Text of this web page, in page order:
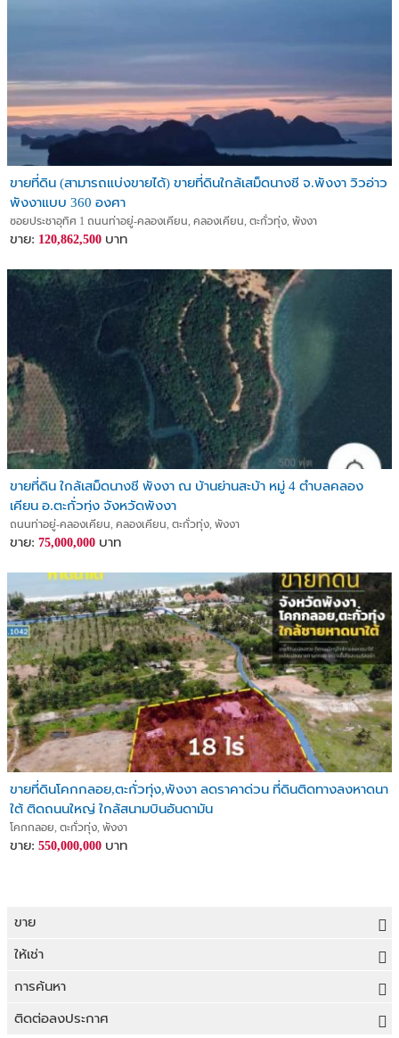
ขายที่ดิน (สามารถแบ่งขายได้) ขายที่ดินใกล้เสม็ดนางชี จ.พังงา วิวอ่าว
พังงาแบบ 360 องศา
ซอยประชาอุทิศ 1 ถนนท่าอยู่-คลองเคียน, คลองเคียน, ตะกั่วทุ่ง, พังงา
ขาย: 120,862,500 บาท
ขายที่ดิน ใกล้เสม็ดนางชี พังงา ณ บ้านย่านสะบ้า หมู่ 4 ตำบลคลอง
เคียน อ.ตะกั่วทุ่ง จังหวัดพังงา
ถนนท่าอยู่-คลองเคียน, คลองเคียน, ตะกั่วทุ่ง, พังงา
ขาย: 75,000,000 บาท
ขายที่ดินโคกกลอย,ตะกั่วทุ่ง,พังงา ลดราคาด่วน ที่ดินติดทางลงหาดนา
ใต้ ติดถนนใหญ่ ใกล้สนามบินอันดามัน
โคกกลอย, ตะกั่วทุ่ง, พังงา
ขาย: 550,000,000 บาท
ขาย
ขายที่ดิน
ขายบ้าน
ขายคอนโด
ให้เช่า
ให้เช่าที่ดิน
ให้เช่าบ้าน
การค้นหา
ขายที่ดิน
ติดต่อลงประกาศ